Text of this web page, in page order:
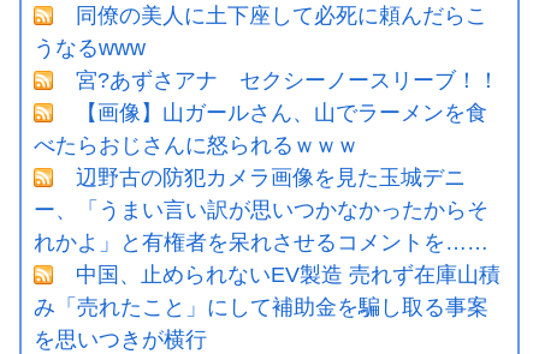
同僚の美人に土下座して必死に頼んだらこ
うなるwww
宮?あずさアナ セクシーノースリーブ！！
【画像】山ガールさん、山でラーメンを食
べたらおじさんに怒られるｗｗｗ
辺野古の防犯カメラ画像を見た玉城デニ
ー、「うまい言い訳が思いつかなかったからそ
れかよ」と有権者を呆れさせるコメントを……
中国、止められないEV製造 売れず在庫山積
み「売れたこと」にして補助金を騙し取る事案
を思いつきが横行